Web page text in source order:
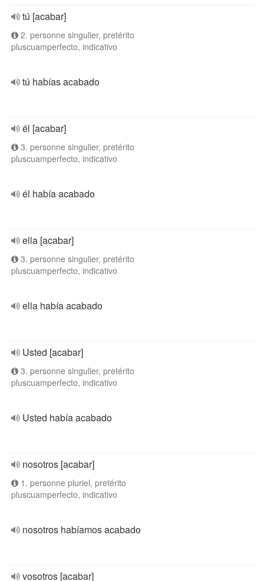
tú [acabar]
2. personne singulier, pretérito
pluscuamperfecto, indicativo
tú habías acabado
él [acabar]
3. personne singulier, pretérito
pluscuamperfecto, indicativo
él había acabado
ella [acabar]
3. personne singulier, pretérito
pluscuamperfecto, indicativo
ella había acabado
Usted [acabar]
3. personne singulier, pretérito
pluscuamperfecto, indicativo
Usted había acabado
nosotros [acabar]
1. personne pluriel, pretérito
pluscuamperfecto, indicativo
nosotros habíamos acabado
vosotros [acabar]